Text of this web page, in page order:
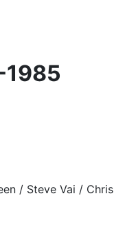
1985
/ Steve Vai / Chris